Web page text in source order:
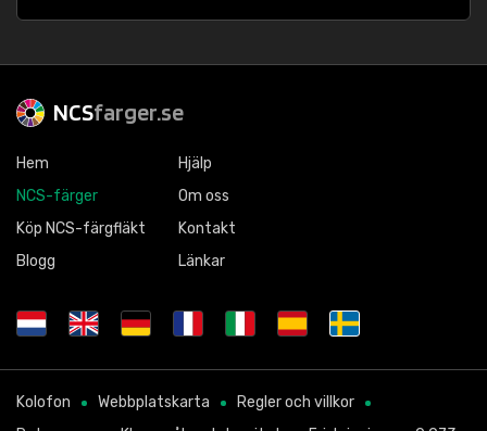
NCSfarger.se
Hem
NCS-färger
Köp NCS-färgfläkt
Blogg
Hjälp
Om oss
Kontakt
Länkar
Kolofon Webbplatskarta
Regler och villkor